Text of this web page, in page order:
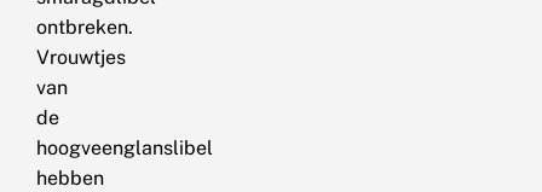
ontbreken.
Vrouwtjes
van
de
hoogveenglanslibel
hebben